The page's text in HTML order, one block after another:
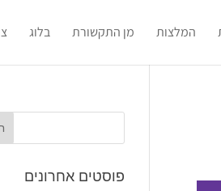
המלצות מן התקשורת בלוג
פוסטים אחרונים